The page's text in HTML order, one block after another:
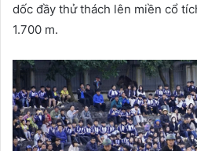
dốc đầy thử thách lên miền cổ
1.700 m.